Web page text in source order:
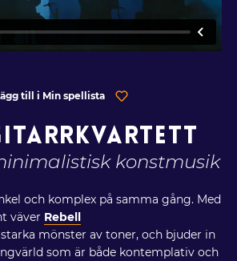
till i Min spellista
konstmusik
och komplex på samma gång. Med
väver Rebell
mönster av toner, och bjuder in
som är både kontemplativ och